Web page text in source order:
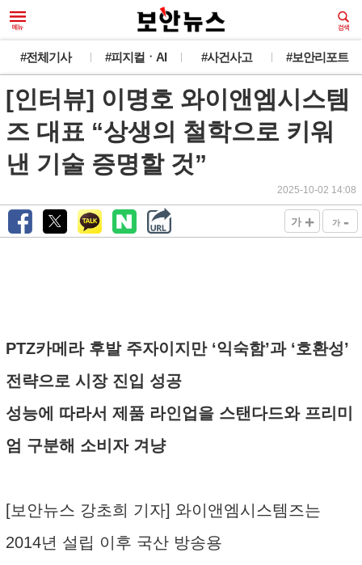
#전체기사 #피지컬ㆍAI #사건사고 #보안리포트
[인터뷰] 이명호 와이앤엠시스템
즈 대표 “상생의 철학으로 키워
낸 기술 증명할 것”
2025-10-02 14:08
가 + 가 -
PTZ카메라 후발 주자이지만 ‘익숙함’과 ‘호환성’
전략으로 시장 진입 성공
성능에 따라서 제품 라인업을 스탠다드와 프리미
엄 구분해 소비자 겨냥
[보안뉴스 강초희 기자] 와이앤엠시스템즈는
2014년 설립 이후 국산 방송용
새로운 뉴스가 도착했습니다.
韓 외교관 전원 해킹 추정... 최대 1만건 유출